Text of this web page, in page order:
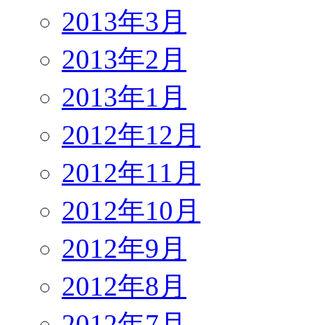
2013年3月
2013年2月
2013年1月
2012年12月
2012年11月
2012年10月
2012年9月
2012年8月